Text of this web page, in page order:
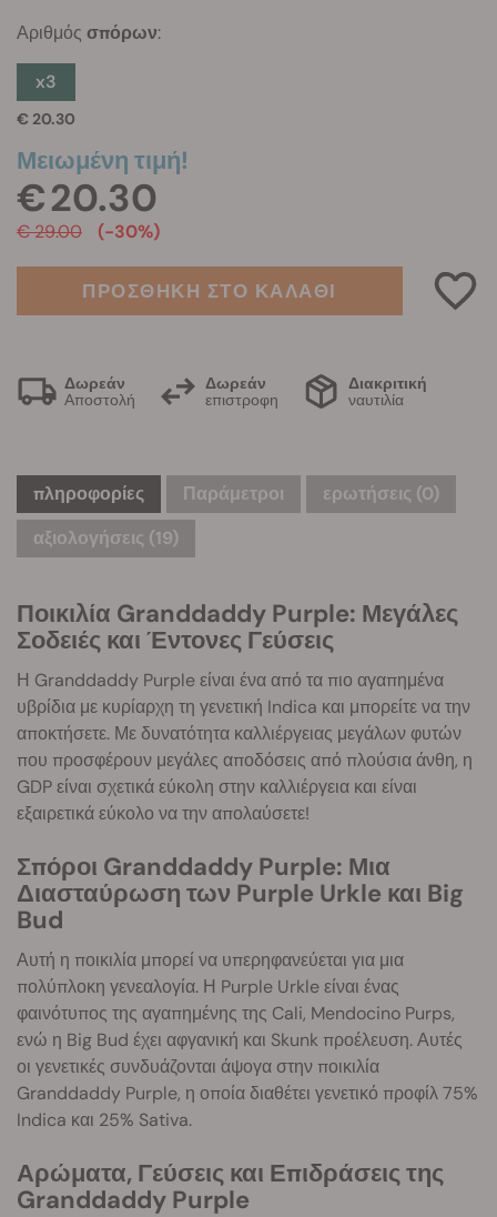
Αριθμός σπόρων:
x3
€ 20.30
Μειωμένη τιμή!
€ 20.30
€ 29.00 (-30%)
ΠΡΟΣΘΗΚΗ ΣΤΟ ΚΑΛΑΘΙ
Δωρεάν
Αποστολή
Δωρεάν
επιστροφη
Διακριτική
ναυτιλία
πληροφορίες Παράμετροι ερωτήσεις (0)
αξιολογήσεις (19)
Ποικιλία Granddaddy Purple: Μεγάλες
Σοδειές και Έντονες Γεύσεις
Η Granddaddy Purple είναι ένα από τα πιο αγαπημένα
υβρίδια με κυρίαρχη τη γενετική Indica και μπορείτε να την
αποκτήσετε. Με δυνατότητα καλλιέργειας μεγάλων φυτών
που προσφέρουν μεγάλες αποδόσεις από πλούσια άνθη, η
GDP είναι σχετικά εύκολη στην καλλιέργεια και είναι
εξαιρετικά εύκολο να την απολαύσετε!
Σπόροι Granddaddy Purple: Μια
Διασταύρωση των Purple Urkle και Big
Bud
Αυτή η ποικιλία μπορεί να υπερηφανεύεται για μια
πολύπλοκη γενεαλογία. Η Purple Urkle είναι ένας
φαινότυπος της αγαπημένης της Cali, Mendocino Purps,
ενώ η Big Bud έχει αφγανική και Skunk προέλευση. Αυτές
οι γενετικές συνδυάζονται άψογα στην ποικιλία
Granddaddy Purple, η οποία διαθέτει γενετικό προφίλ 75%
Indica και 25% Sativa.
Αρώματα, Γεύσεις και Επιδράσεις της
Granddaddy Purple